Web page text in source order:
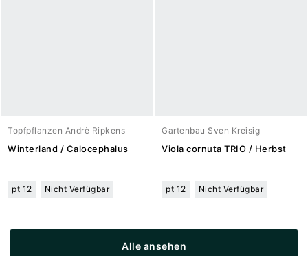
Topfpflanzen Andrè Ripkens
Winterland / Calocephalus
pt 12 Nicht Verfügbar
Gartenbau Sven Kreisig
Viola cornuta TRIO / Herbst
pt 12 Nicht Verfügbar
Alle ansehen